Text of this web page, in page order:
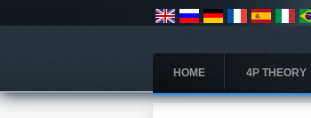
HOME 4P THEORY